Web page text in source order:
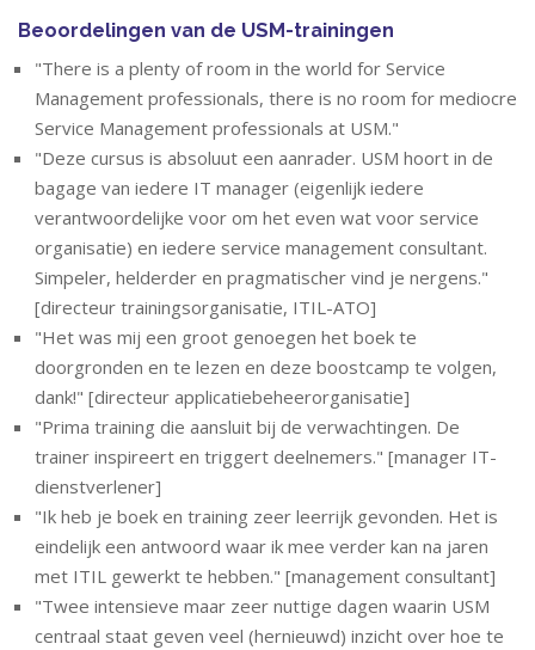
Beoordelingen van de USM-trainingen
"There is a plenty of room in the world for Service
Management professionals, there is no room for mediocre
Service Management professionals at USM."
"Deze cursus is absoluut een aanrader. USM hoort in de
bagage van iedere IT manager (eigenlijk iedere
verantwoordelijke voor om het even wat voor service
organisatie) en iedere service management consultant.
Simpeler, helderder en pragmatischer vind je nergens."
[directeur trainingsorganisatie, ITIL-ATO]
"Het was mij een groot genoegen het boek te
doorgronden en te lezen en deze boostcamp te volgen,
dank!" [directeur applicatiebeheerorganisatie]
"Prima training die aansluit bij de verwachtingen. De
trainer inspireert en triggert deelnemers." [manager IT-
dienstverlener]
"Ik heb je boek en training zeer leerrijk gevonden. Het is
eindelijk een antwoord waar ik mee verder kan na jaren
met ITIL gewerkt te hebben." [management consultant]
"Twee intensieve maar zeer nuttige dagen waarin USM
centraal staat geven veel (hernieuwd) inzicht over hoe te